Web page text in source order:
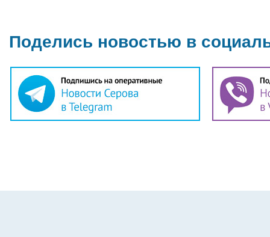
Поделись новостью в